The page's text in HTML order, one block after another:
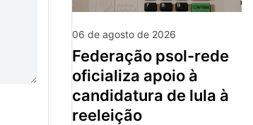
06 de agosto de 2026
federação psol-rede
oficializa apoio à
candidatura de lula à
reeleição